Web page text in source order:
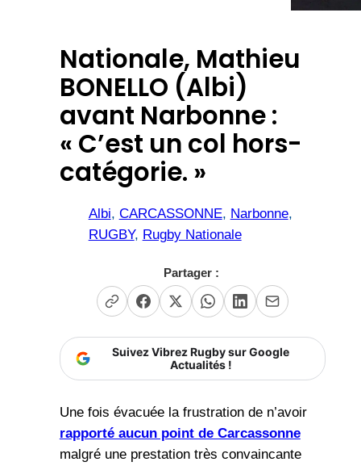
Nationale, Mathieu
BONELLO (Albi)
avant Narbonne :
« C’est un col hors-
catégorie. »
Albi, CARCASSONNE, Narbonne
RUGBY, Rugby Nationale
Partager :
Suivez Vibrez Rugby sur Google
Actualités !
Une fois évacuée la frustration de n’avoir
rapporté aucun point de Carcassonne
malgré une prestation très convaincante